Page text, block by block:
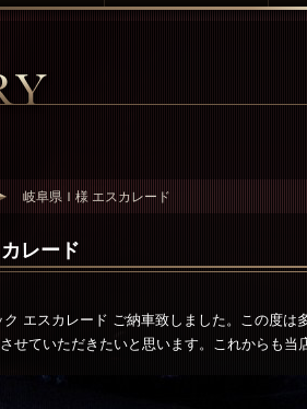
岐阜県Ｉ様 エスカレード
レード
エスカレード ご納車致しました。この度
せていただきたいと思います。これからも